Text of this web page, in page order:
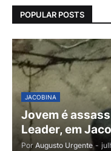
POPULAR POSTS
JACOBINA
Jovem é
Leader, em
Por Augusto Urgente -